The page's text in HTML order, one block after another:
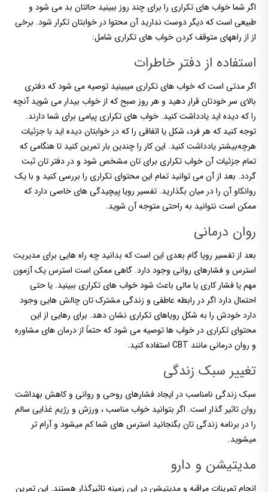
اگر شما خواب های تکراری را برای چند روز ببینید حالتان بد می شود و
طبیعی است که دیگر دوست ندارید آن محتوا در خوابتان تکرار شود. برخی
از از راههای متوقف کردن خواب های تکراری شامل:
استفاده از دفتر خاطرات
اگر مدتی است که خواب های تکراری میبینید توصیه می شود که دفتری
بالای سر خودتان قرار دهید و هر روز صبح که از خواب بیدار می شوید آنچه
را که دیده اید یادداشت کنید. خواب های تکراری پیامی برای شما دارند.
توجه کنید که هر فرد، شکل یا اتفاقی را که در خوابتان دیده اید با جزئیات
هرچه‌بیشتر یادداشت کنید. این کار را چندین بار تمرین کنید تا هنگامی که
تمام جزئیات آن خواب تکراری برای تان مشخص شود و در دفتر تان ثبت
گردد. بعد از آن می توانید تمام این محتوای تکراری را بررسی کنید و با یک
روانکاو آن را در میان بگذارید. تفسیر رویا پیچیدگی های خاصی دارد که
ممکن است نتوانید به راحتی متوجه آن شوید.
روان درمانی
بعد از تفسیر رویا گام بعدی این است که بدانید چه راه هایی برای مدیریت
استرس و فشارهای روانی وجود دارد. گاهی ممکن است استرس یک آزمون
مهم یا فشار کاری یا مالی باعث شود خواب های تکراری ببینید. یا حتی
احتمال دارد اگر در رابطه عاطفی و زندگی مشترک تان چالش هایی وجود
دارد خودش را به شکل رویاهای تکراری نشان دهد. برای رهایی از این
محتوای تکراری در خواب ها توصیه می شود که حتماً از درمان های مشاوره
و روان درمانی مانند CBT استفاده کنید.
تغییر سبک زندگی
سبک زندگی نامناسب در ایجاد فشارهای روحی و روانی و کاهش بهداشت
روان تاثیر گذار است. اگر بتوانید خواب مناسب ، ورزش و رژیم غذایی سالم
را در برنامه زندگی تان بگنجانید استرس های شما کم میشود و آرام تر
میشوید.
مدیتیشن و دارو
انجام تمرینات مراقبه و مدیتیشن در این زمینه تاثیرگذار هستند. این تمرین